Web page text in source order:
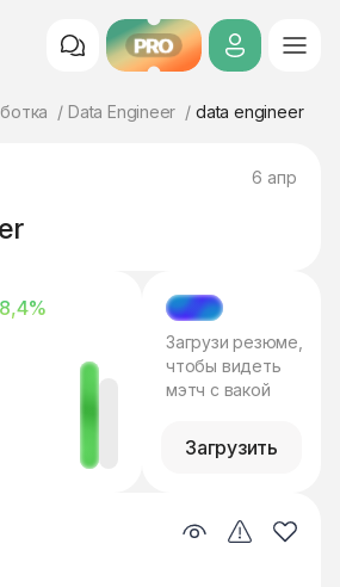
PRO
Data Engineer data engineer
6 апр
МЭТЧ
Загрузи резюме,
чтобы видеть
мэтч с вакой
Загрузить